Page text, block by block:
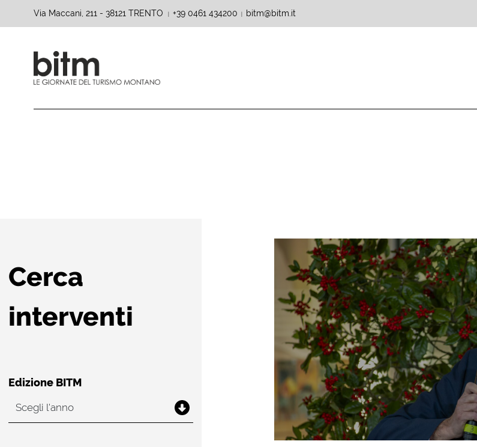
Via Maccani, 211 - 38121 TRENTO +39 0461 434200 bitm@bitm.it
Cerca
interventi
Edizione BITM